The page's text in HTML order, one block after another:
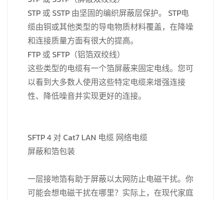
STP 或 SSTP 由坚固的编织屏蔽层保护。 STP电
缆由铜或其他类型的导电物质材料覆盖，在降噪
和连接质量方面有很大的提高。
FTP 或 SFTP（铝箔双绞线）
这些类型的电缆有一个箔屏蔽来固定电线。您可
以看到大多数人使用这些特定电缆来增强连接
性、降低噪音并实现更好的连接。
SFTP 4 对 Cat7 LAN 电缆 网络电缆
屏蔽和箔包装
一层接地箔有助于屏蔽以太网防止电磁干扰。你
可能会想电磁干扰在哪里？实际上，在现代家庭